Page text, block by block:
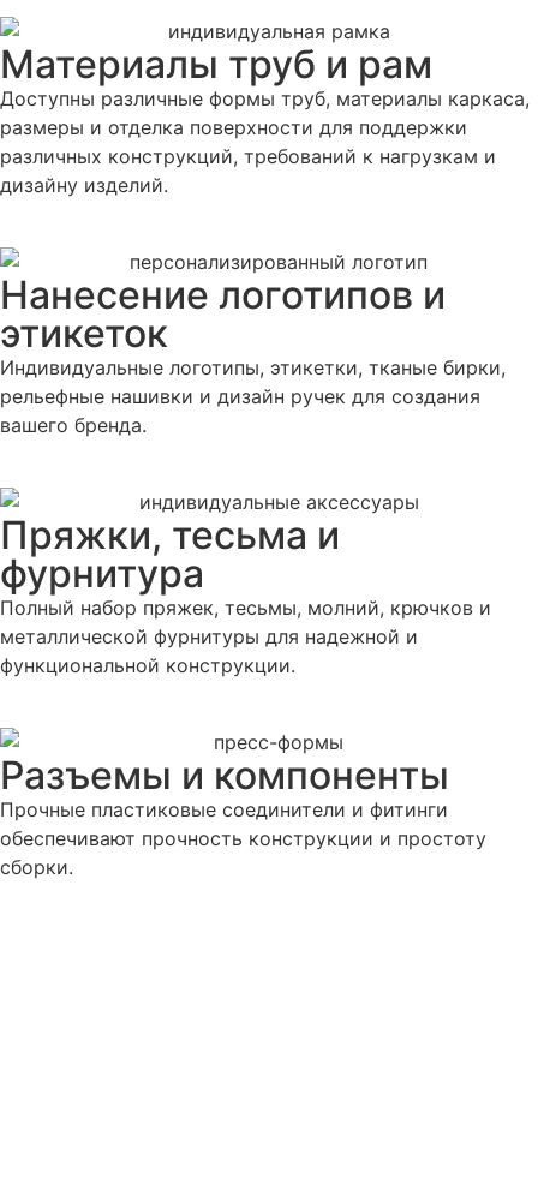
Материалы труб и рам
Доступны различные формы труб, материалы каркаса,
размеры и отделка поверхности для поддержки
различных конструкций, требований к нагрузкам и
дизайну изделий.
Нанесение логотипов и
этикеток
Индивидуальные логотипы, этикетки, тканые бирки,
рельефные нашивки и дизайн ручек для создания
вашего бренда.
Пряжки, тесьма и
фурнитура
Полный набор пряжек, тесьмы, молний, крючков и
металлической фурнитуры для надежной и
функциональной конструкции.
Разъемы и компоненты
Прочные пластиковые соединители и фитинги
обеспечивают прочность конструкции и простоту
сборки.